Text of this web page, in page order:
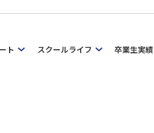
ト スクールライフ 卒業生実績